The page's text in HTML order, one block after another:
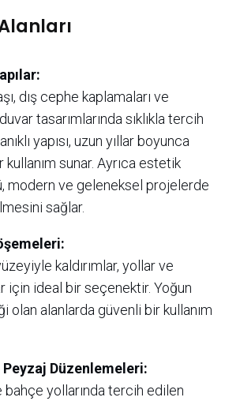
dış cephe kaplamaları ve
tasarımlarında sıklıkla tercih
yapısı, uzun yıllar boyunca
kullanım sunar. Ayrıca estetik
modern ve geleneksel projelerde
sağlar.
kaldırımlar, yollar ve
için ideal bir seçenektir. Yoğun
olan alanlarda güvenli bir kullanım
Peyzaj Düzenlemeleri:
bahçe yollarında tercih edilen